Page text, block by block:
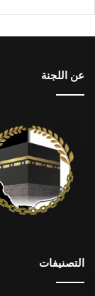
عن اللجنة
التصنيفات